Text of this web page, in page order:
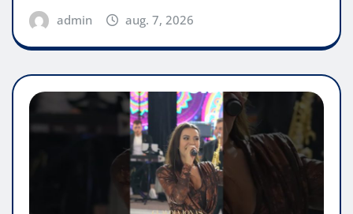
admin aug. 7, 2026